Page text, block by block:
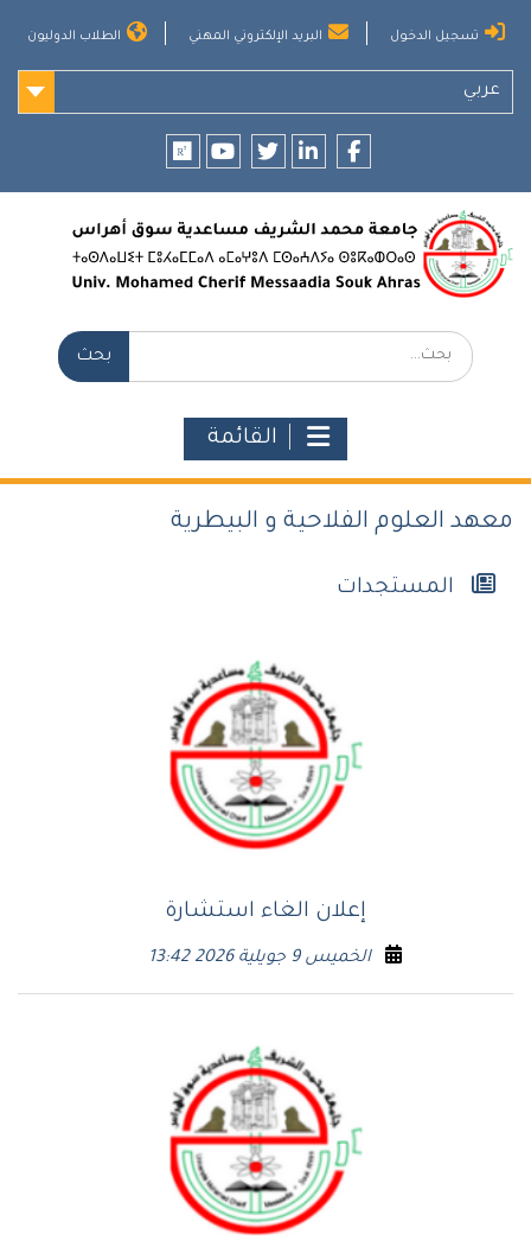
تسجيل الدخول البريد الإلكتروني المهني الطلاب الدوليون
عربي
بحث:
القائمة
معهد العلوم الفلاحية و البيطرية
المستجدات
إعلان الغاء استشارة
الخميس 9 جويلية 2026 13:42